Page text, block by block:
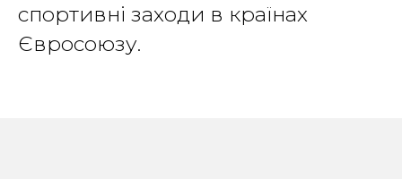
спортивні заходи в країнах
Євросоюзу.